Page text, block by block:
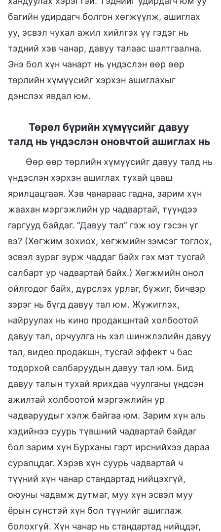
багийн удирдагч болгон хөгжүүлж, ашиглах
уу, эсвэл чухал ажил хийлгэх үү гэдэг нь
тэдний хэв чанар, давуу талаас шалтгаална.
Энэ бол хүн чанарт нь үндэслэн өөр өөр
төрлийн хүмүүсийг хэрхэн ашиглахыг
дэнслэх явдал юм.
Төрөл бүрийн хүмүүсийг давуу
талд нь үндэслэн оновчтой ашиглах нь
Өөр өөр төрлийн хүмүүсийг давуу талд нь
үндэслэн хэрхэн ашиглах тухай цааш
ярилцацгаая. Хэв чанараас гадна, зарим хүн
жаахан мэргэжлийн ур чадвартай, түүндээ
гаргууд байдаг. “Давуу тал” гэж юу гэсэн үг
вэ? (Хөгжим зохиох, хөгжмийн зэмсэг тоглох,
эсвэл зураг зурж чаддаг байх гэх мэт тусгай
салбарт ур чадвартай байх.) Хөгжмийн онол
ойлгодог байх, дүрслэх урлаг, бүжиг, бичвэр
зэрэг нь бүгд давуу тал юм. Жүжиглэх,
найруулах нь кино продакшнтай холбоотой
давуу тал, орчуулга нь хэл шинжлэлийн давуу
тал, видео продакшн, тусгай эффект ч бас
тодорхой салбаруудын давуу тал юм. Бид
давуу талын тухай ярихдаа чуулганы үндсэн
ажилтай холбоотой мэргэжлийн ур
чадваруудыг хэлж байгаа юм. Зарим хүн аль
хэдийнээ суурь түвшний чадвартай байдаг
бол зарим хүн Бурханы гэрт ирснийхээ дараа
суралцдаг. Хэрэв хүн суурь чадвартай ч
түүний хүн чанар стандартад нийцэхгүй,
оюуны чадамж дутмаг, муу хүн эсвэл муу
ёрын сүнстэй хүн бол түүнийг ашиглаж
болохгүй. Хүн чанар нь стандартад нийцдэг,